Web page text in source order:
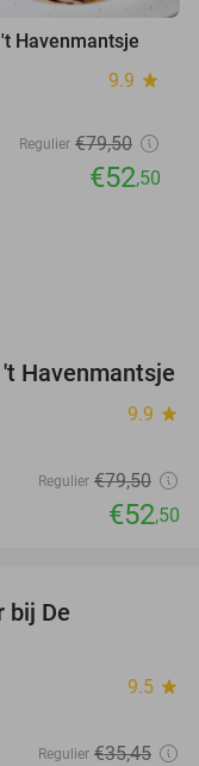
Havenmantsje
9.9 star
Regulier €79,50
€52,50
34%
Havenmantsje
9.9 star
Regulier €79,50
€52,50
bij De
9.5 star
Regulier €35,45